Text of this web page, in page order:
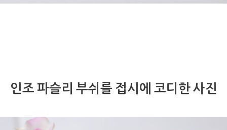
인조 파슬리 부쉬를 접시에 코디한 사진